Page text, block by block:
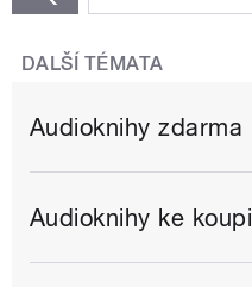
DALŠÍ TÉMATA
Audioknihy zdarma
Audioknihy ke koupi